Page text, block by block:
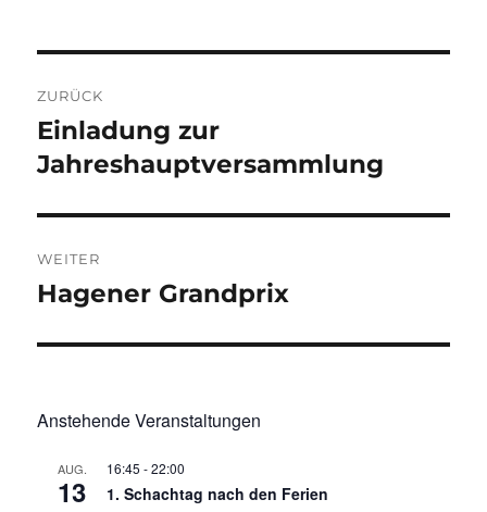
ZURÜCK
Vorheriger
Beitrag:
Einladung zur
Jahreshauptversammlung
WEITER
Nächster
Hagener Grandprix
Anstehende Veranstaltungen
AUG.
13
16:45 -22:00
1. Schachtag nach den Ferien